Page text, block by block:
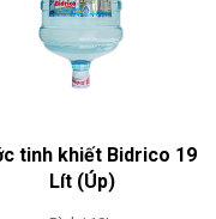
tinh khiết Bidrico 19
Lít (Úp)